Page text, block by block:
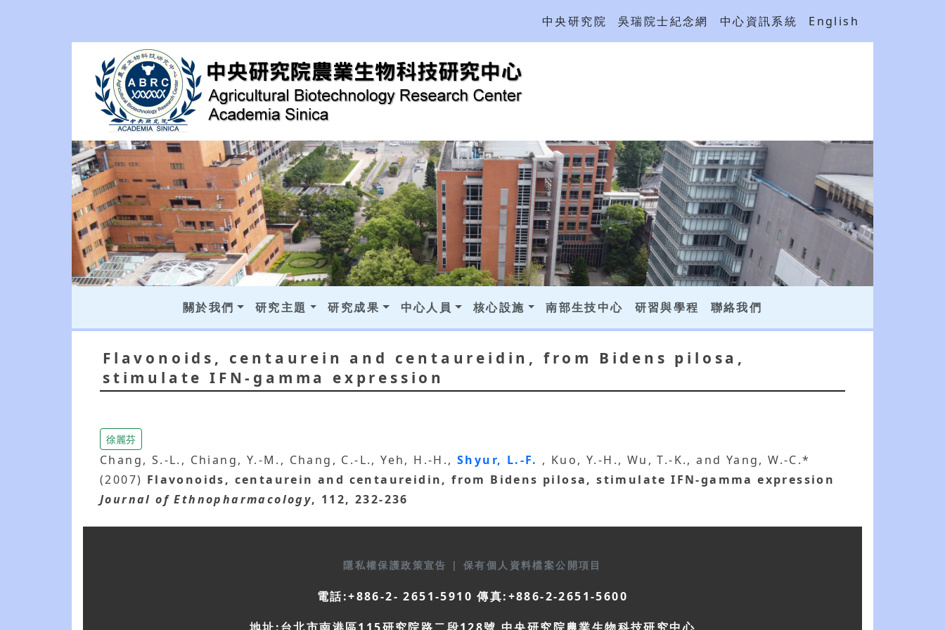
中央研究院 吳瑞院士紀念網 中心資訊系統 English
關於我們 研究主題 研究成果 中心人員 核心設施 南部生技中心 研習與學程 聯絡我們
Flavonoids, centaurein and centaureidin, from Bidens pilosa,
stimulate IFN-gamma expression
徐麗芬
Chang, S.-L., Chiang, Y.-M., Chang, C.-L., Yeh, H.-H.,Shyur, L.-F. , Kuo, Y.-H., Wu, T.-K., and Yang, W.-C.*
(2007) Flavonoids, centaurein and centaureidin, from Bidens pilosa, stimulate IFN-gamma expression
Journal of Ethnopharmacology, 112, 232-236
隱私權保護政策宣告 | 保有個人資料檔案公開項目
電話:+886-2- 2651-5910 傳真:+886-2-2651-5600